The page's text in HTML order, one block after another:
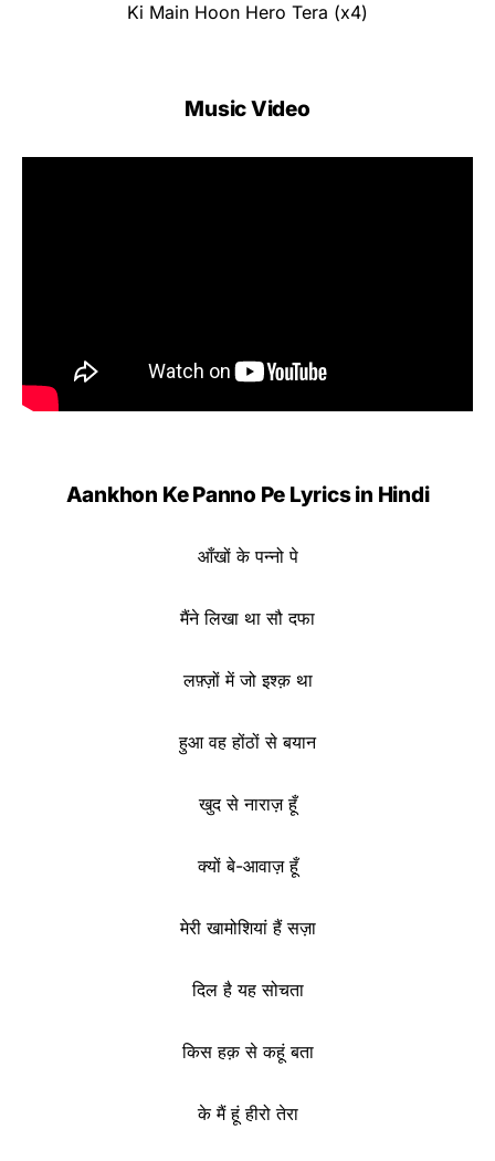
Ki Main Hoon Hero Tera (x4)
Music Video
Aankhon Ke Panno Pe Lyrics in Hindi
आँखों के पन्नो पे
मैंने लिखा था सौ दफा
लफ़्ज़ों में जो इश्क़ था
हुआ वह होंठों से बयान
खुद से नाराज़ हूँ
क्यों बे-आवाज़ हूँ
मेरी खामोशियां हैं सज़ा
दिल है यह सोचता
किस हक़ से कहूं बता
के मैं हूं हीरो तेरा